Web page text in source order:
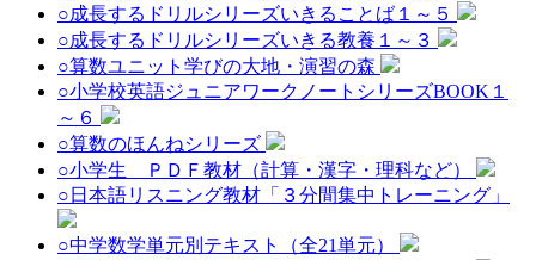
○成長するドリルシリーズいきることば１～５
○成長するドリルシリーズいきる教養１～３
○算数ユニット学びの大地・演習の森
○小学校英語ジュニアワークノートシリーズBOOK１
～６
○算数のほんねシリーズ
○小学生 ＰＤＦ教材（計算・漢字・理科など）
○日本語リスニング教材「３分間集中トレーニング」
○中学数学単元別テキスト（全21単元）